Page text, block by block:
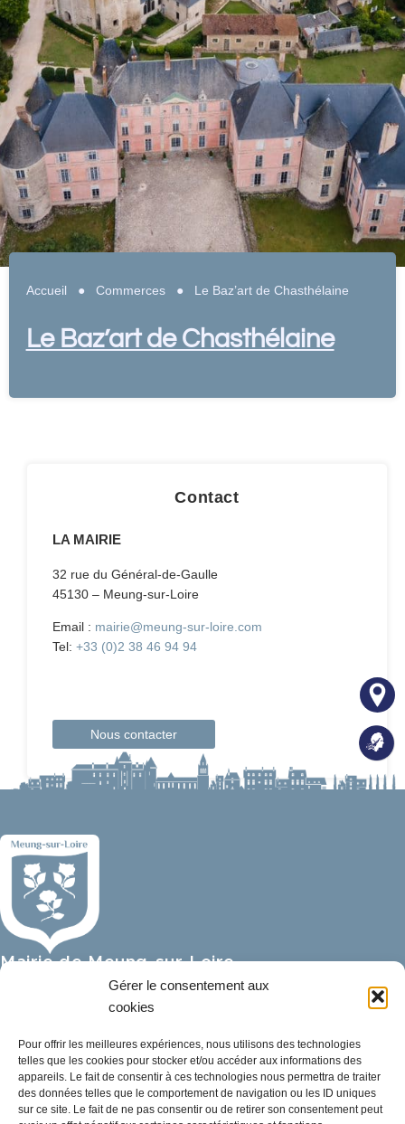
Gérer le consentement aux
cookies
Pour offrir les meilleures expériences, nous utilisons des technologies
telles que les cookies pour stocker et/ou accéder aux informations des
appareils. Le fait de consentir à ces technologies nous permettra de traiter
des données telles que le comportement de navigation ou les ID uniques
sur ce site. Le fait de ne pas consentir ou de retirer son consentement peut
Accueil ● Commerces● Le Baz’art de Chasthélaine
Le Baz’art de Chasthélaine
Contact
LA MAIRIE
32 rue du Général-de-Gaulle
45130 – Meung-sur-Loire
Email : mairie@meung-sur-loire.com
Tel: +33 (0)2 38 46 94 94
Nous contacter
Mairie de Meung-sur-Loire
Mairie,
32 rue du Général de Gaulle,
02 38 46 94 94
mairie@meung-sur-loire.com